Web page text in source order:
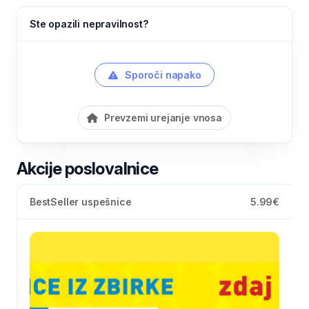
Ste opazili nepravilnost?
Sporoči napako
Prevzemi urejanje vnosa
Akcije poslovalnice
BestSeller uspešnice 5.99€